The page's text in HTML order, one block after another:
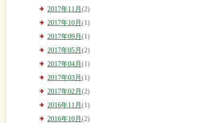
2017年11月 (2)
2017年10月 (1)
2017年09月 (1)
2017年05月 (2)
2017年04月 (1)
2017年03月 (1)
2017年02月 (2)
2016年11月 (1)
2016年10月 (2)